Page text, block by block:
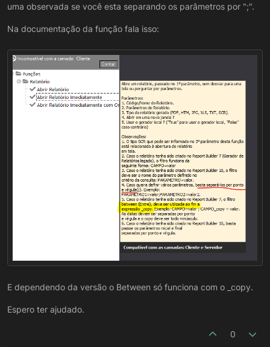
uma observada se você esta separando os parâmetros por ";".
Na documentação da função fala isso:
E dependendo da versão o Between só funciona com o _copy.
Espero ter ajudado.
0